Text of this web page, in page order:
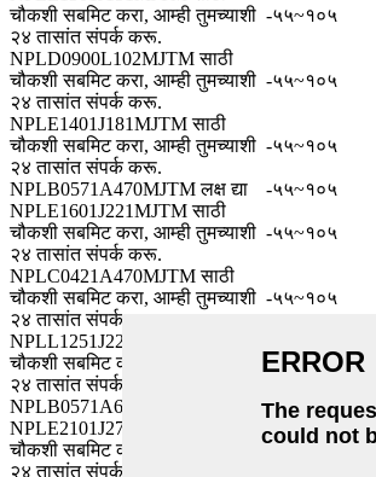
चौकशी सबमिट करा, आम्ही तुमच्याशी
२४ तासांत संपर्क करू.
-५५~१०५
NPLD0900L102MJTM साठी
चौकशी सबमिट करा, आम्ही तुमच्याशी
२४ तासांत संपर्क करू.
-५५~१०५
NPLE1401J181MJTM साठी
चौकशी सबमिट करा, आम्ही तुमच्याशी
२४ तासांत संपर्क करू.
-५५~१०५
NPLB0571A470MJTM लक्ष द्या -५५~१०५
NPLE1601J221MJTM साठी
चौकशी सबमिट करा, आम्ही तुमच्याशी
२४ तासांत संपर्क करू.
-५५~१०५
NPLC0421A470MJTM साठी
चौकशी सबमिट करा, आम्ही तुमच्याशी
२४ तासांत संपर्क करू.
-५५~१०५
NPLL1251J221MJTM साठी
चौकशी सबमिट करा, आम्ही तुमच्याशी
२४ तासांत संपर्क करू.
-५५~१०५
NPLB0571A680MJTM लक्ष द्या -५५~१०५
NPLE2101J271MJTM साठी
चौकशी सबमिट करा, आम्ही तुमच्याशी
२४ तासांत संपर्क करू.
-५५~१०५